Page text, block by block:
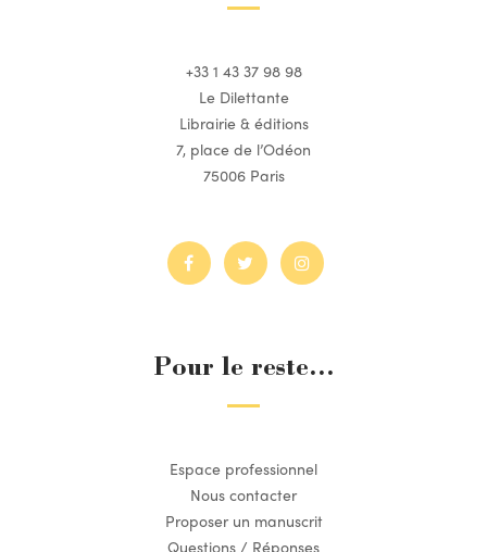
+33 1 43 37 98 98
Le Dilettante
Librairie & éditions
7, place de l’Odéon
75006 Paris
Pour le reste...
Espace professionnel
Nous contacter
Proposer un manuscrit
Questions / Réponses